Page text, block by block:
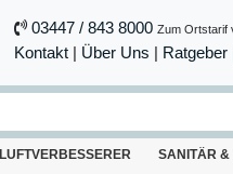
03447 / 843 8000 Zum Ortstarif
Kontakt| Über Uns | Ratgeber
LUFTVERBESSERER SANITÄR &